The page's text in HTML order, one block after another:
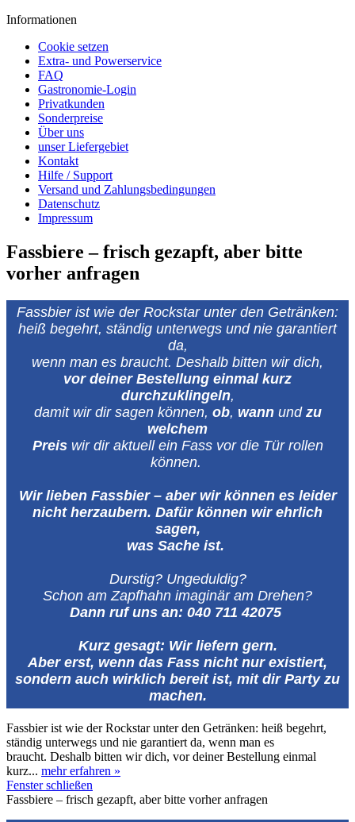
Informationen
Cookie setzen
Extra- und Powerservice
FAQ
Gastronomie-Login
Privatkunden
Sonderpreise
Über uns
unser Liefergebiet
Kontakt
Hilfe / Support
Versand und Zahlungsbedingungen
Datenschutz
Impressum
Fassbiere – frisch gezapft, aber bitte
vorher anfragen
Fassbier ist wie der Rockstar unter den Getränken:
heiß begehrt, ständig unterwegs und nie garantiert
da,
wenn man es braucht. Deshalb bitten wir dich,
vor deiner Bestellung einmal kurz
durchzuklingeln,
damit wir dir sagen können, ob, wannund zu
welchem
Preiswir dir aktuell ein Fass vor die Tür rollen
können.
Wir lieben Fassbier – aber wir können es leider
nicht herzaubern. Dafür können wir ehrlich
sagen,
was Sache ist.
Durstig? Ungeduldig?
Schon am Zapfhahn imaginär am Drehen?
Dann ruf uns an: 040 711 42075
Kurz gesagt: Wir liefern gern.
Aber erst, wenn das Fass nicht nur existiert,
sondern auch wirklich bereit ist, mit dir Party zu
machen.
Fassbier ist wie der Rockstar unter den Getränken: heiß begehrt,
ständig unterwegs und nie garantiert da, wenn man es
braucht. Deshalb bitten wir dich, vor deiner Bestellung einmal
kurz... mehr erfahren »
Fenster schließen
Fassbiere – frisch gezapft, aber bitte vorher anfragen